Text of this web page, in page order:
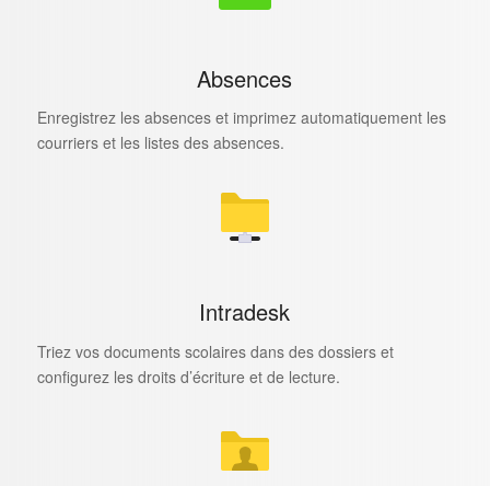
Absences
Enregistrez les absences et imprimez automatiquement les
courriers et les listes des absences.
Intradesk
Triez vos documents scolaires dans des dossiers et
configurez les droits d’écriture et de lecture.